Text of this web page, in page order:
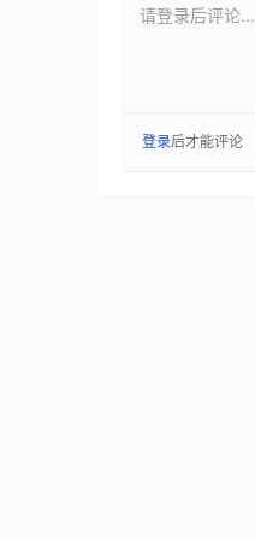
请登录后评论...
登录后才能评论